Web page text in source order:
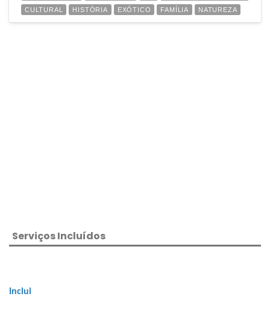
CULTURAL
HISTÓRIA EXÓTICO FAMÍLIA NATUREZA
Serviços Incluídos
Inclui